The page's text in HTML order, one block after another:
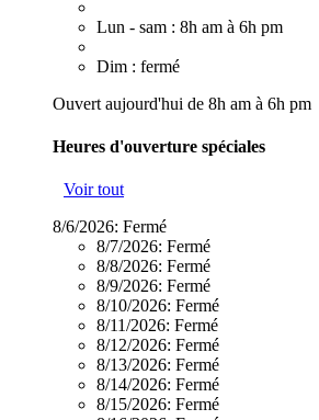
Lun - sam : 8h am à 6h pm
Dim : fermé
Ouvert aujourd'hui de 8h am à 6h pm
Heures d'ouverture spéciales
Voir tout
8/6/2026: Fermé
8/7/2026: Fermé
8/8/2026: Fermé
8/9/2026: Fermé
8/10/2026: Fermé
8/11/2026: Fermé
8/12/2026: Fermé
8/13/2026: Fermé
8/14/2026: Fermé
8/15/2026: Fermé